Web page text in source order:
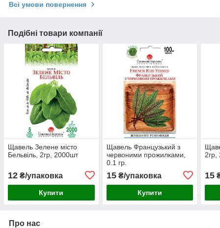
Всі умови повернення
Подібні товари компанії
Щавель Зелене місто
Бельвіль, 2гр, 2000шт
12 ₴/упаковка
Купити
Щавель Французький з
червоними прожилками,
0.1 гр.
15₴/упаковка
Купити
2гр,
15
Про нас